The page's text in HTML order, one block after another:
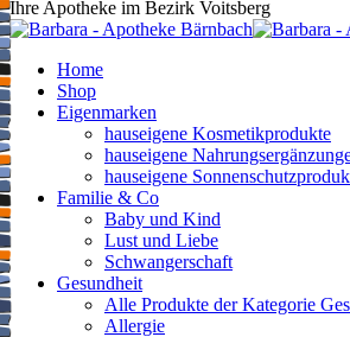
Ihre Apotheke im Bezirk Voitsberg
Home
Shop
Eigenmarken
hauseigene Kosmetikprodukte
hauseigene
hauseigene
Familie & Co
Baby und Kind
Lust und Liebe
Schwangerschaft
Gesundheit
Alle Produkte der Kategorie
Allergie